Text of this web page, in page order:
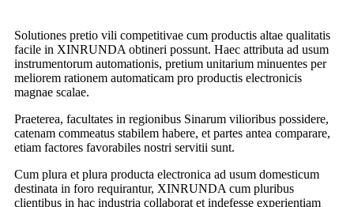
Solutiones pretio vili competitivae cum productis altae qualitatis
facile in XINRUNDA obtineri possunt. Haec attributa ad usum
instrumentorum automationis, pretium unitarium minuentes per
meliorem rationem automaticam pro productis electronicis
magnae scalae.
Praeterea, facultates in regionibus Sinarum vilioribus possidere,
catenam commeatus stabilem habere, et partes antea comparare,
etiam factores favorabiles nostri servitii sunt.
Cum plura et plura producta electronica ad usum domesticum
destinata in foro requirantur, XINRUNDA cum pluribus
clientibus in hac industria collaborat et indefesse experientiam